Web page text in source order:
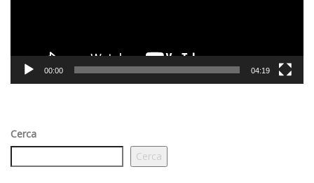
00:00 04:19
Cerca
Cerca